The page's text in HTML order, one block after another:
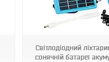
Світлодіодний
сонячній батареї